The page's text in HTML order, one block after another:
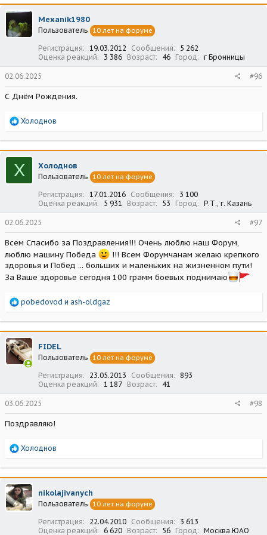
к
ц
и
и
Mexanik1980
Пользователь 10 лет на форуме
Регистрация 19.03.2012 Сообщения
5 262
Оценка реакций
3 386 Возраст 46 Город г Бронницы
02.06.2025 #96
С Днём Рождения.
Р
а
к
ц
и
и
Холоднов
Х Холоднов
Пользователь 10 лет на форуме
Регистрация 17.01.2016 Сообщения
3 100
Оценка реакций
5 931 Возраст 53 Город Р.Т., г. Казань
02.06.2025 #97
Всем Спасибо за Поздравления!!! Очень люблю наш Форум,
люблю машину Победа
!!! Всем Форумчанам желаю крепкого
здоровья и Побед ... больших и маленьких на жизненном пути!
За Ваше здоровье сегодня 100 грамм боевых поднимаю
Р
а
к
ц
и
и
pobedovod и ash-oldgaz
FIDEL
Пользователь 10 лет на форуме
Регистрация 23.05.2013 Сообщения
893
Оценка реакций
1 187 Возраст 41
03.06.2025 #98
Поздравляю!
Р
а
к
ц
и
и
Холоднов
nikolajivanych
Пользователь 10 лет на форуме
Регистрация 22.04.2010 Сообщения
3 613
Оценка реакций
6 620 Возраст 56 Город Москва ЮАО